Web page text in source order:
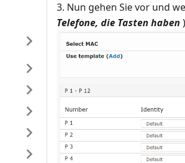
3. Nun gehen Sie vor und
Telefone, die Tasten haben